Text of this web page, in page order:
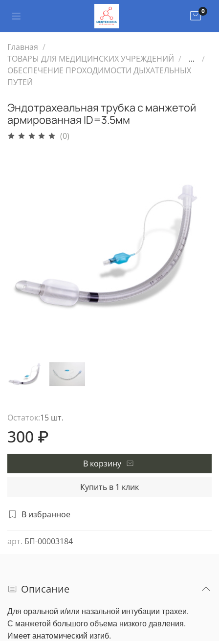
0
Главная
ТОВАРЫ ДЛЯ МЕДИЦИНСКИХ УЧРЕЖДЕНИЙ
...
ОБЕСПЕЧЕНИЕ ПРОХОДИМОСТИ ДЫХАТЕЛЬНЫХ
ПУТЕЙ
Эндотрахеальная трубка с манжетой
армированная ID=3.5мм
(0)
В избранное
арт. БП-00003184
Остаток:15 шт.
300 ₽
В корзину
Купить в 1 клик
Описание
Для оральной и/или назальной интубации трахеи.
С манжетой большого объема низкого давления.
Имеет анатомический изгиб.